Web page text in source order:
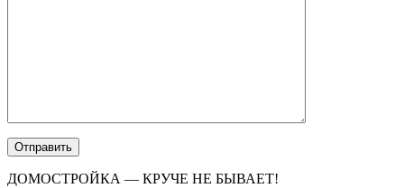
ДОМОСТРОЙКА — КРУЧЕ НЕ БЫВАЕТ!